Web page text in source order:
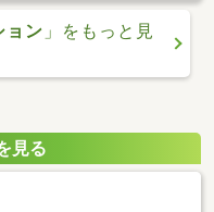
ョン 」をもっと見
見る